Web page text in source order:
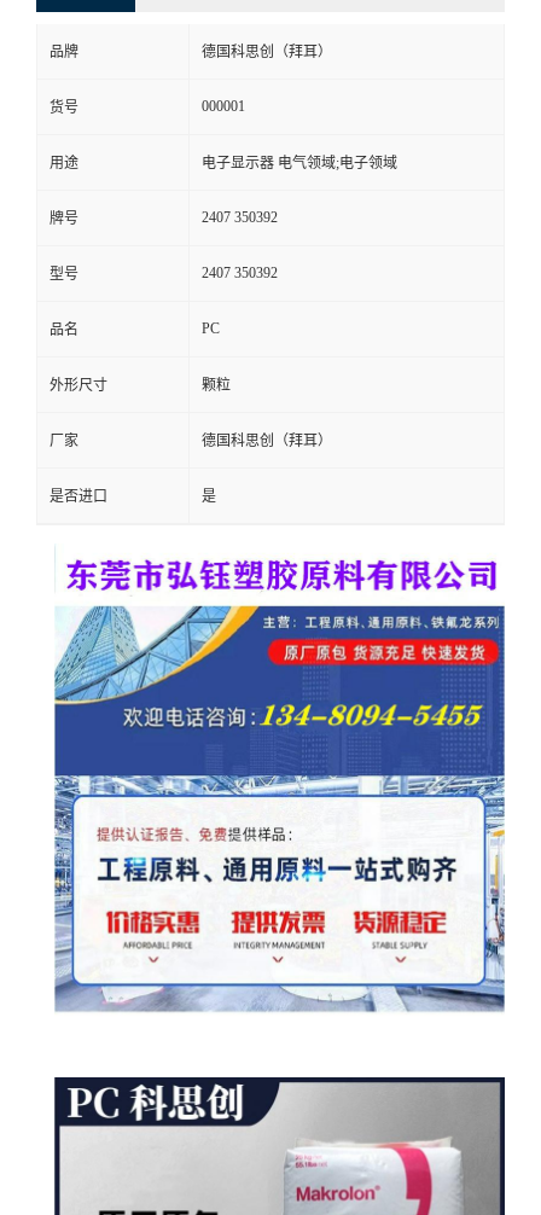
留
言
品牌 德国科思创（拜耳）
货号 000001
用途 电子显示器 电气领域;电子领域
牌号 2407 350392
型号 2407 350392
品名 PC
外形尺寸 颗粒
厂家 德国科思创（拜耳）
是否进口 是